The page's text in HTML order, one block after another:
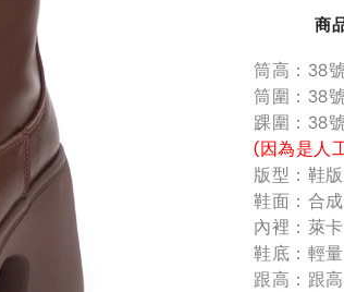
商
筒高：38
筒圍：38
踝圍：38
(因為是人
版型：鞋
鞋面：合
內裡：萊
鞋底：輕
跟高：跟